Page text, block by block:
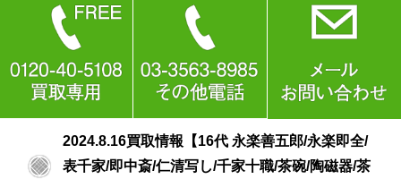
2024.8.16買取情報【16代 永楽善五郎/永楽即全/
表千家/即中斎/仁清写し/千家十職/茶碗/陶磁器/茶